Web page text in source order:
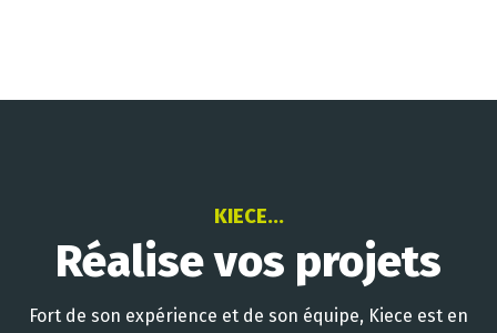
KIECE...
Réalise vos projets
Fort de son expérience et de son équipe, Kiece est en